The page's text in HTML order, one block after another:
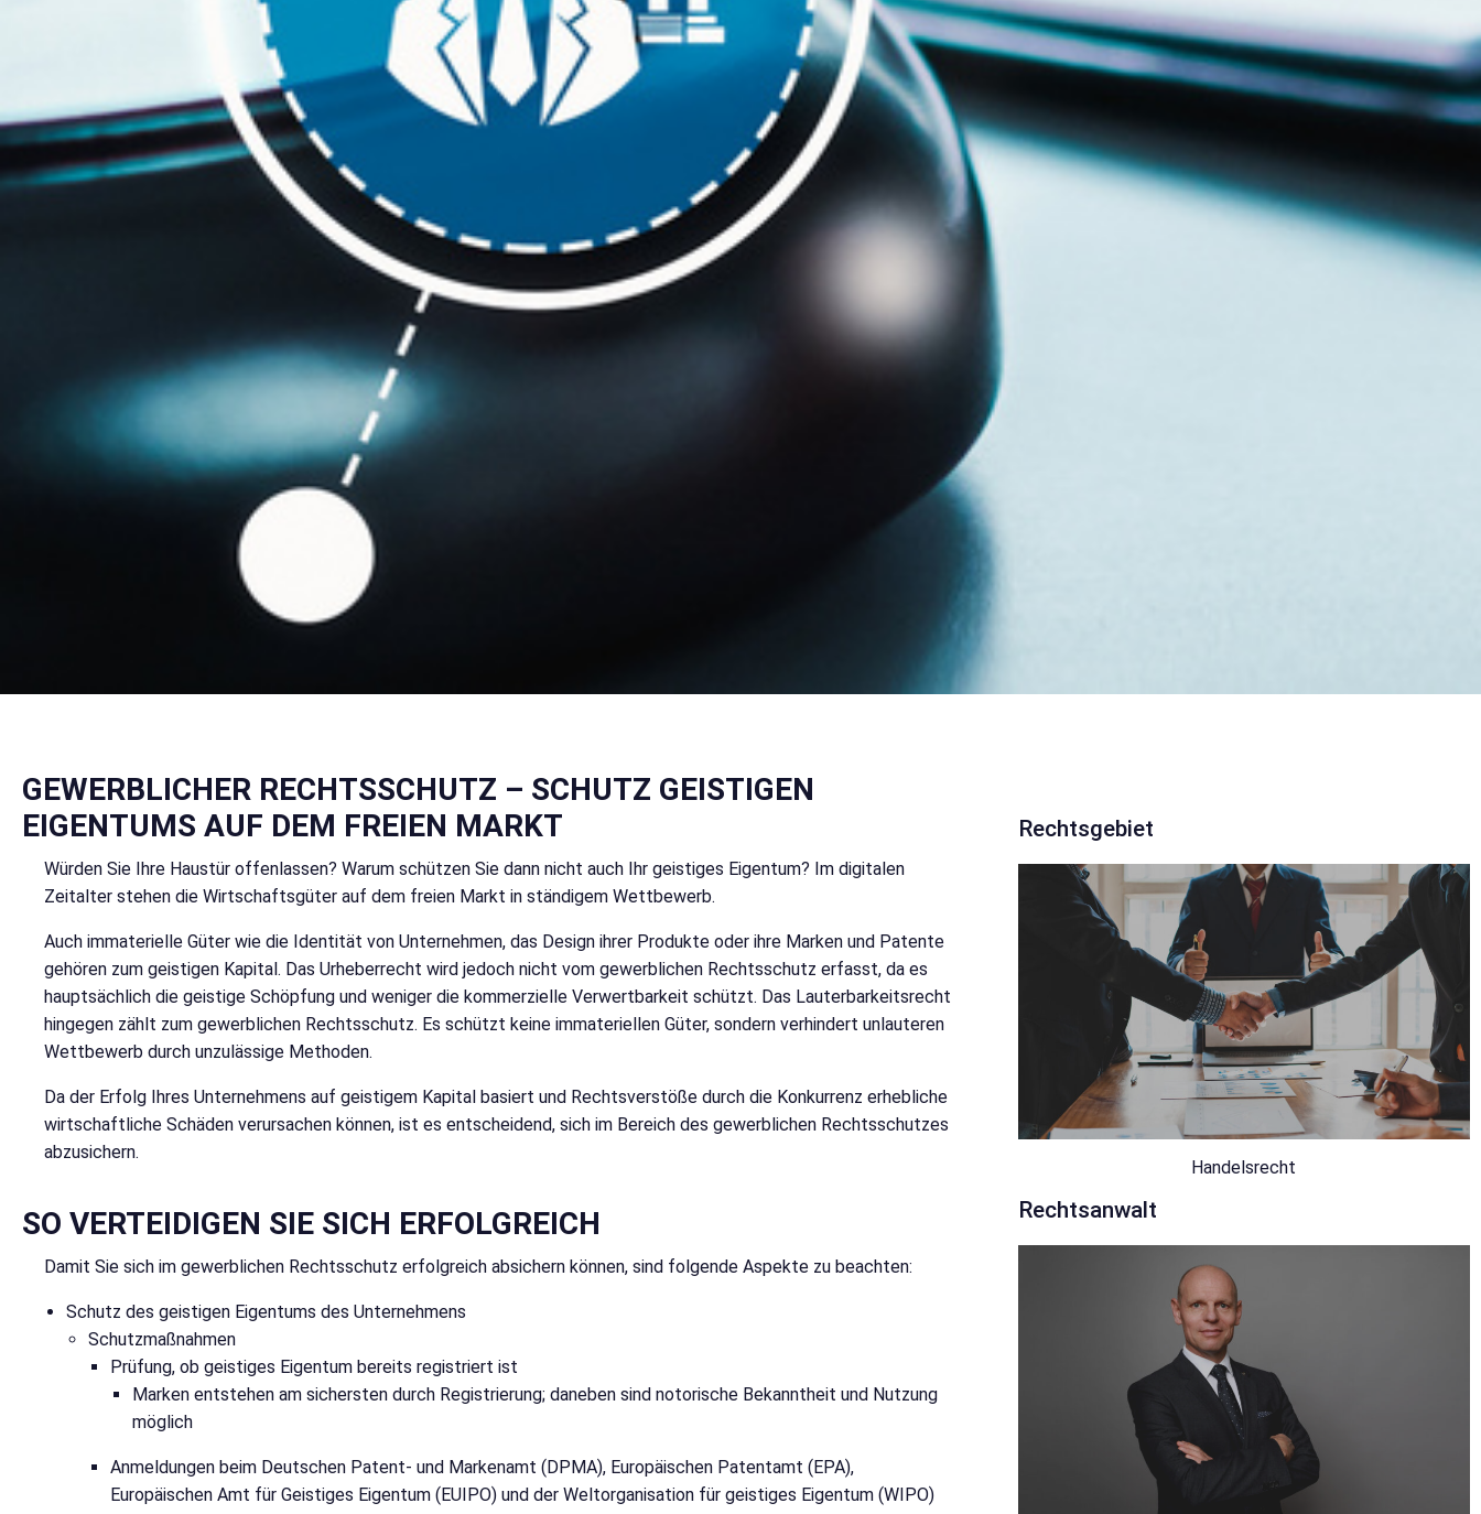
GEWERBLICHER RECHTSSCHUTZ – SCHUTZ GEISTIGEN
EIGENTUMS AUF DEM FREIEN MARKT
Würden Sie Ihre Haustür offenlassen? Warum schützen Sie dann nicht auch Ihr geistiges Eigentum? Im digitalen
Zeitalter stehen die Wirtschaftsgüter auf dem freien Markt in ständigem Wettbewerb.
Auch immaterielle Güter wie die Identität von Unternehmen, das Design ihrer Produkte oder ihre Marken und Patente
gehören zum geistigen Kapital. Das Urheberrecht wird jedoch nicht vom gewerblichen Rechtsschutz erfasst, da es
hauptsächlich die geistige Schöpfung und weniger die kommerzielle Verwertbarkeit schützt. Das Lauterbarkeitsrecht
hingegen zählt zum gewerblichen Rechtsschutz. Es schützt keine immateriellen Güter, sondern verhindert unlauteren
Wettbewerb durch unzulässige Methoden.
Da der Erfolg Ihres Unternehmens auf geistigem Kapital basiert und Rechtsverstöße durch die Konkurrenz erhebliche
wirtschaftliche Schäden verursachen können, ist es entscheidend, sich im Bereich des gewerblichen Rechtsschutzes
abzusichern.
SO VERTEIDIGEN SIE SICH ERFOLGREICH
Damit Sie sich im gewerblichen Rechtsschutz erfolgreich absichern können, sind folgende Aspekte zu beachten:
Schutz des geistigen Eigentums des Unternehmens
Schutzmaßnahmen
Prüfung, ob geistiges Eigentum bereits registriert ist
Marken entstehen am sichersten durch Registrierung; daneben sind notorische Bekanntheit und Nutzung
möglich
Anmeldungen beim Deutschen Patent- und Markenamt (DPMA), Europäischen Patentamt (EPA),
Europäischen Amt für Geistiges Eigentum (EUIPO) und der Weltorganisation für geistiges Eigentum (WIPO)
Rechtsgebiet
Handelsrecht
Rechtsanwalt